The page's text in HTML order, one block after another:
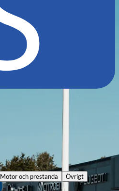
Motor och prestanda Övrigt